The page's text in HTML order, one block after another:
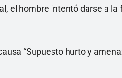
el hombre intentó darse a
“Supuesto hurto y